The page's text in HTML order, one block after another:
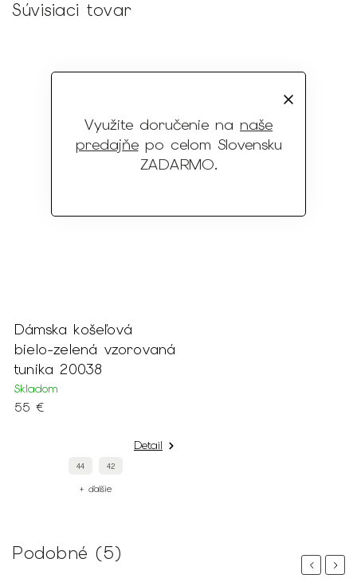
Využite doručenie na naše
predajňepo celom Slovensku
ZADARMO.
Súvisiaci tovar
Dámska košeľová
bielo-zelená vzorovaná
tunika 20038
Skladom
55 €
Detail
44 42
+ ďalšie
Podobné (5)
PreviousNext